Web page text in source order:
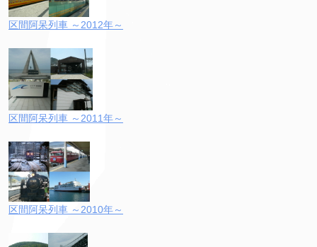
区間阿呆列車 ～2012年～
区間阿呆列車 ～2011年～
区間阿呆列車 ～2010年～